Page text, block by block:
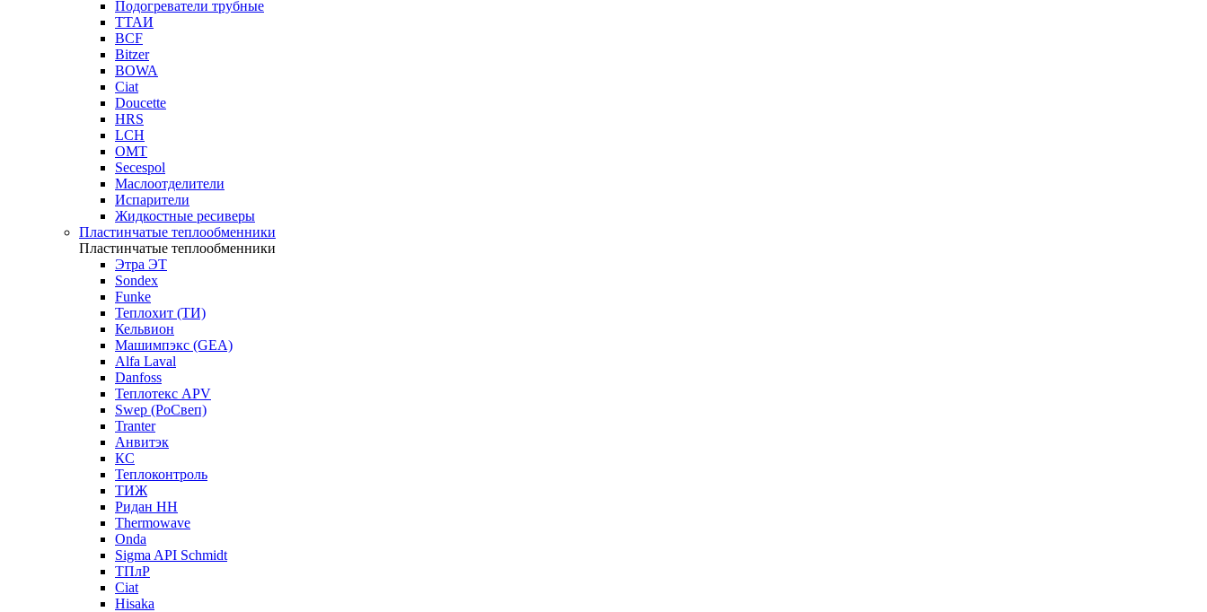
Подогреватели трубные
ТТАИ
BCF
Bitzer
BOWA
Ciat
Doucette
HRS
LCH
OMT
Secespol
Маслоотделители
Испарители
Жидкостные ресиверы
Пластинчатые теплообменники
Пластинчатые теплообменники
Этра ЭТ
Sondex
Funke
Теплохит (ТИ)
Кельвион
Машимпэкс (GEA)
Alfa Laval
Danfoss
Теплотекс APV
Swep (РоСвеп)
Tranter
Анвитэк
КС
Теплоконтроль
ТИЖ
Ридан НН
Thermowave
Onda
Sigma API Schmidt
ТПлР
Ciat
Hisaka